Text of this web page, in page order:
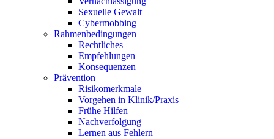
Sexuelle Gewalt
Cybermobbing
Rahmenbedingungen
Rechtliches
Empfehlungen
Konsequenzen
Prävention
Risikomerkmale
Vorgehen in Klinik/Praxis
Frühe Hilfen
Nachverfolgung
Lernen aus Fehlern